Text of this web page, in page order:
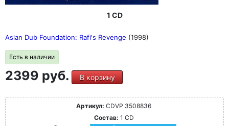
1 CD
Asian Dub Foundation: Rafi's Revenge (1998)
Есть в наличии
2399 руб. В корзину
Артикул: CDVP 3508836
Состав: 1 CD